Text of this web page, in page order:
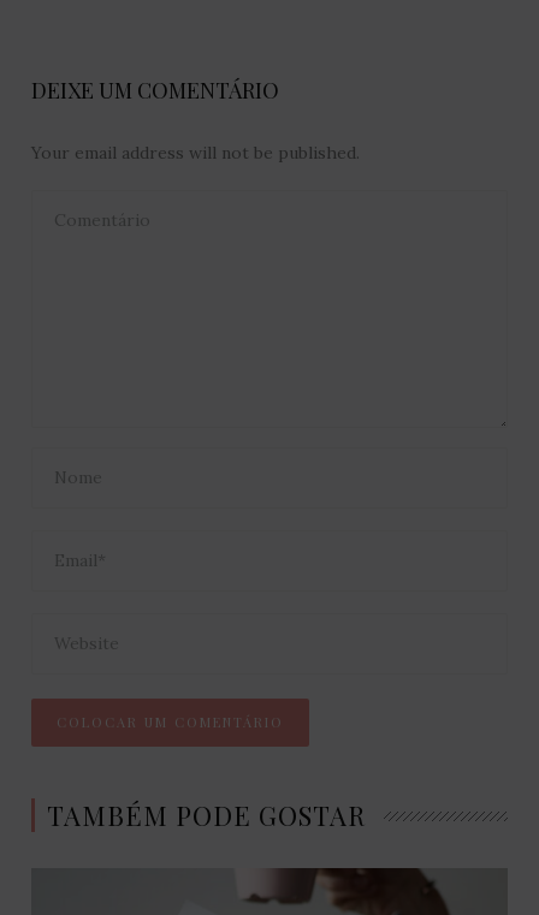
DEIXE UM COMENTÁRIO
Your email address will not be published.
TAMBÉM PODE GOSTAR